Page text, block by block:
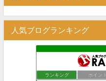
人気ブログランキング
ランキング ポイント